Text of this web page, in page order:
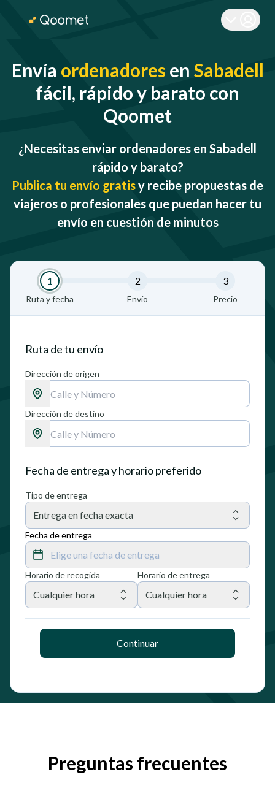
Envía ordenadores en Sabadell
fácil, rápido y barato con
Qoomet
¿Necesitas enviar ordenadores en Sabadell
rápido y barato?
Publica tu envío gratisy recibe propuestas de
viajeros o profesionales que puedan hacer tu
envío en cuestión de minutos
1
Ruta y fecha
2
Envío
3
Precio
Ruta de tu envío
Dirección de origen
Dirección de destino
Fecha de entrega y horario preferido
Tipo de entrega
Entrega en fecha exacta
Fecha de entrega
Elige una fecha de entrega
Horario de recogida
Cualquier hora
Horario de entrega
Cualquier hora
Continuar
Preguntas frecuentes